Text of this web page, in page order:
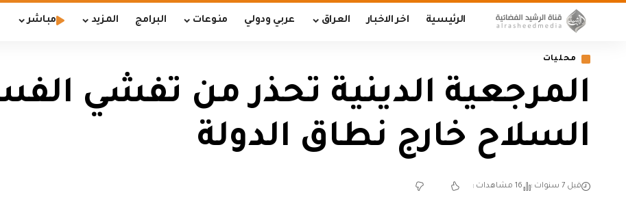
الرئيسية اخر الاخبار العراق عربي ودولي منوعات البرامج المزيد مباشر
محليات
المرجعية الدينية تحذر من تفشي
السلاح خارج نطاق الدولة
قبل 7 سنوات 16 مشاهدات